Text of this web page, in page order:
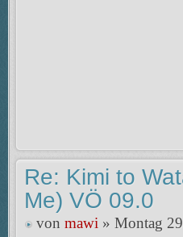
Re: Kimi to
Me) VÖ 09.0
von mawi » Montag